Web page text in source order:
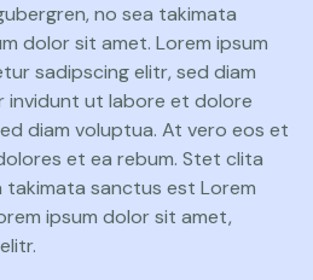
no sea takimata
dolor sit amet. Lorem ipsum
sadipscing elitr, sed diam
invidunt ut labore et dolore
diam voluptua. At vero eos et
et ea rebum. Stet clita
takimata sanctus est Lorem
ipsum dolor sit amet,